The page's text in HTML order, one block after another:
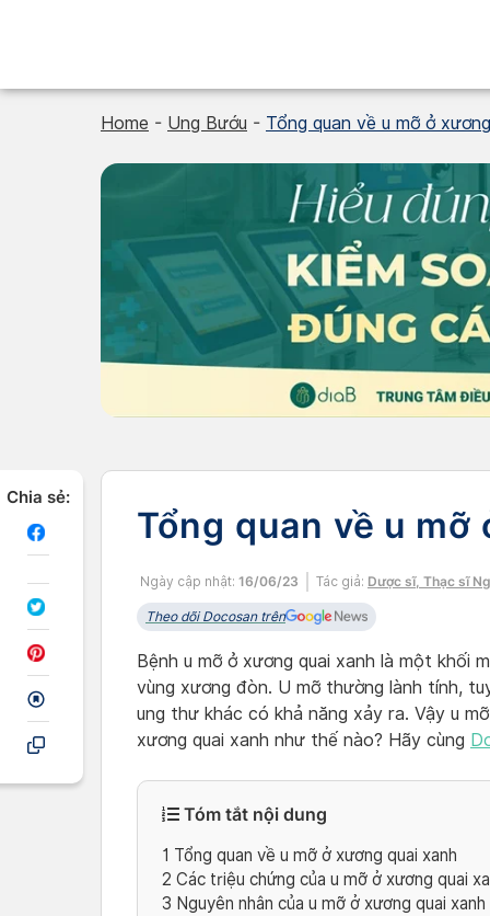
Home - Ung Bướu - Tổng quan về u mỡ ở
Chia sẻ:
Tổng quan về u
Ngày cập nhật: 16/06/23 Tác giả: Dược sĩ, Thạc sĩ
Theo dõi Docosan trên
Bệnh u mỡ ở xương quai xanh là một khối
vùng xương đòn. U mỡ thường lành tính,
ung thư khác có khả năng xảy ra. Vậy u
xương quai xanh như thế nào? Hãy cùng
Tóm tắt nội dung
1 Tổng quan về u mỡ ở xương quai xanh
2 Các triệu chứng của u mỡ ở xương quai
3 Nguyên nhân của u mỡ ở xương quai xanh